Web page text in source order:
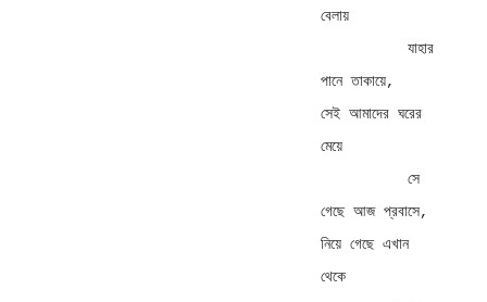
বেলায়
পানে তাকায়ে,
সেই আমাদের ঘরের
মেয়ে
গেছে আজ প্রবাসে,
নিয়ে গেছে এখান
থেকে